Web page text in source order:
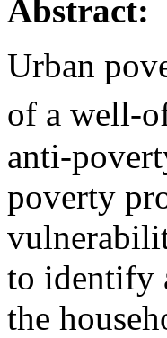
Abstract:
Urban
of a well-
anti-
poverty
to identify
the